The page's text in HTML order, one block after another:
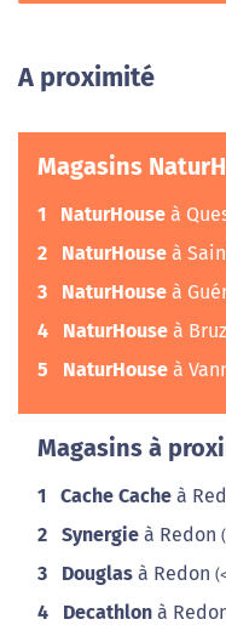
A proximité
Magasins
1 NaturHouse à
2 NaturHouse à
3 NaturHouse à
4 NaturHouse à Bruz
5 NaturHouse à
Magasins à
1 Cache Cache à
2 Synergie à Redon
3 Douglas à Redon
4 Decathlon à